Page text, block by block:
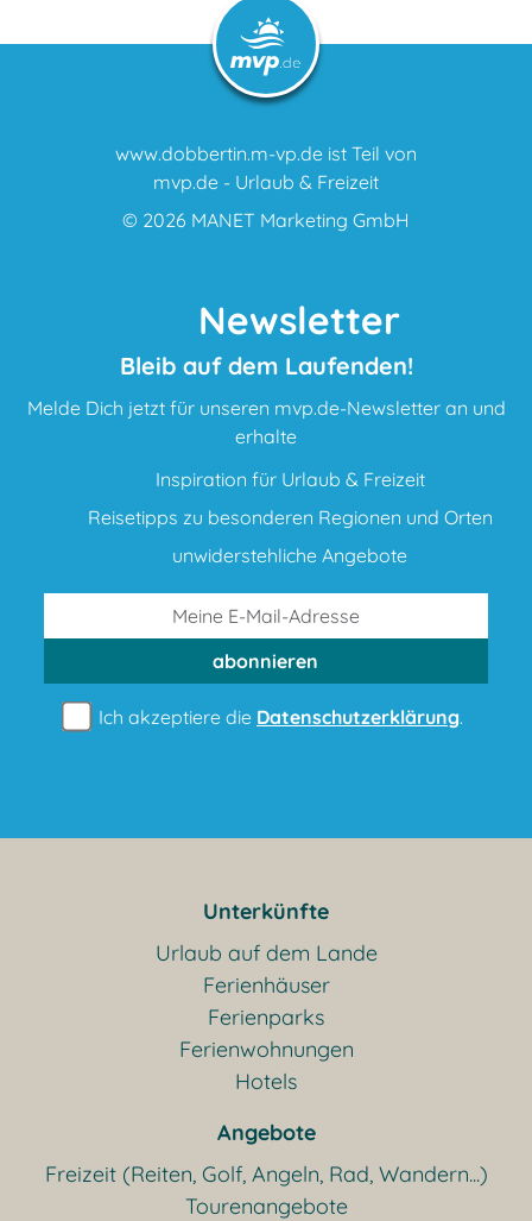
www.dobbertin.m-vp.de ist Teil von
mvp.de - Urlaub & Freizeit
© 2026 MANET Marketing GmbH
Newsletter
Bleib auf dem Laufenden!
Melde Dich jetzt für unseren mvp.de-Newsletter an und
erhalte
Inspiration für Urlaub & Freizeit
Reisetipps zu besonderen Regionen und Orten
unwiderstehliche Angebote
abonnieren
Ich akzeptiere die Datenschutzerklärung.
Unterkünfte
Urlaub auf dem Lande
Ferienhäuser
Ferienparks
Ferienwohnungen
Hotels
Angebote
Freizeit (Reiten, Golf, Angeln, Rad, Wandern...)
Tourenangebote